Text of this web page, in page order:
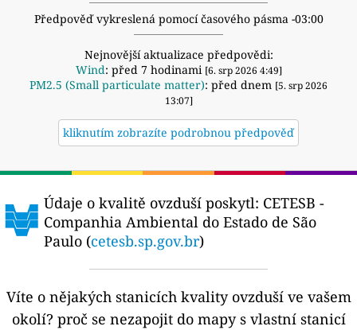
Předpověď vykreslená pomocí časového pásma -03:00
Nejnovější aktualizace předpovědi:
Wind: před 7 hodinami [6. srp 2026 4:49]
PM2.5 (Small particulate matter): před dnem [5. srp 2026
13:07]
kliknutím zobrazíte podrobnou předpověď
Údaje o kvalitě ovzduší poskytl: CETESB -
Companhia Ambiental do Estado de São
Paulo (cetesb.sp.gov.br)
Víte o nějakých stanicích kvality ovzduší ve vašem
okolí? proč se nezapojit do mapy s vlastní stanicí